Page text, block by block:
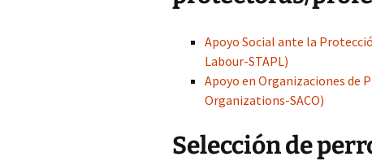
Apoyo Social ante la
Labour-STAPL)
Apoyo en Organizaciones de
Organizations-SACO)
Selección de